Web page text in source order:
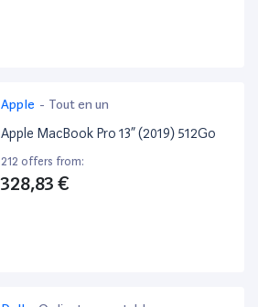
Apple - Tout en un
Apple MacBook Pro 13” (2019) 512Go
212 offers from:
328,83 €